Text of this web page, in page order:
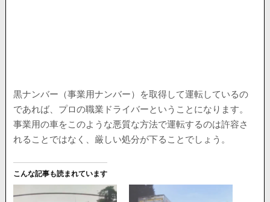
黒ナンバー（事業用ナンバー）を取得して運転しているの
であれば、プロの職業ドライバーということになります。
事業用の車をこのような悪質な方法で運転するのは許容さ
れることではなく、厳しい処分が下ることでしょう。
こんな記事も読まれています